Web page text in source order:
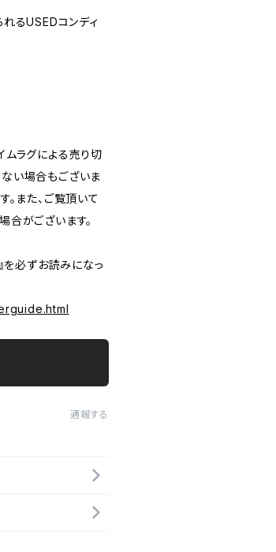
USEDコンディ
ムラグによる売り切
い場合もございま
。また、ご覧頂いて
がございます。
を必ずお読みになっ
通報する